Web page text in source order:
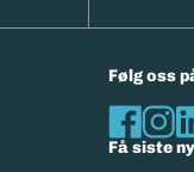
Følg oss
Få siste